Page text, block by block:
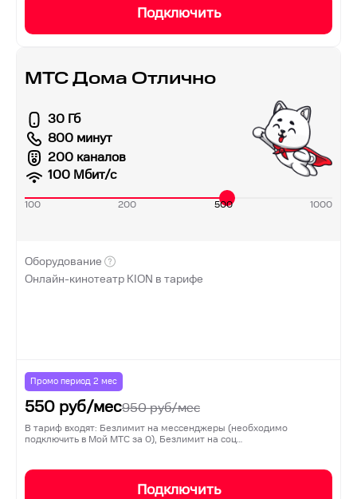
Подключить
МТС Дома Отлично
30 Гб
800 минут
200 каналов
100 Мбит/с
100 200 500 1000
Оборудование
Онлайн-кинотеатр KION в тарифе
Промо период 2 мес
550 руб/мес950руб/мес
В тариф входят: Безлимит на мессенджеры (необходимо
подключить в Мой МТС за 0), Безлимит на соц…
Подключить